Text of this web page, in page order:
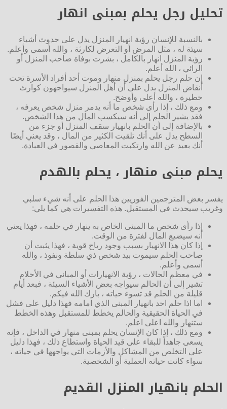
تحليل رجل يحلم بمبنى انهار
بالنسبة للإنسان رؤية انهيار المنزل يدل على حدوث أشياء
سيئة له ، مثل المرض أو التعرض لكارثة ، والله أسمى وأعلم.
رؤية المنزل انهار بالكامل ، بشرت بوفاة صاحب المنزل أو
الرائي ، الله أعلم.
إن حلم رجل يحلم بمنزل منهار وموت أحد أفراد الأسرة تحت
أنقاض المنزل يدل على أن أهل المنزل سيواجهون كوارث
خطيرة ، والله أعلى وأوضح.
ومع ذلك ، إذا رأى شخص ما أنه يدمر منزل شخص يعرفه ،
فقد يشير الحلم إلى أنه سيكسب المال من هذا الشخص.
بالإضافة إلى أن الحلم بانهيار سقف المنزل أو جزء من
السطح يدل على أنك تلقيت الكثير من المال ، وقد يعني أيضًا
أنك بعيد عن الله وارتكبت المعاصي والقصور في العبادة.
يحلم مبنى منهار ، يحلم بالهدم
يفسر بعض المترجمين الفوريين هذا الحلم على أنه شيء سلبي
وغريب سيحدث في المستقبل. هذه التفسيرات هي كما يلي:
إذا رأى شخص ما المبنى الخاص به ينهار في حلمه ، فهذا يعني
أنه سيضيع المال لفترة من الوقت.
إذا كان هذا الانهيار بسبب وجود رياح قوية ، فهذا يثبت أن
صاحب الحلم سيموت بيد شخص ذي سلطة ونفوذ ، والله
أسمى وأعلم.
في معظم الحالات ، رؤية الانهيارات أو المباني في الأحلام
تشير إلى أن الحالم سيواجه بعض الأشياء السيئة ، فبعد أيام
قليلة من الحلم قد تسوء حياته ، بارك الله فيكم.
اما اذا حلم احد بانهيار المبنى الذي امامه فهذا دليل على فشل
في الحياة الحقيقية والحالم يخطط للمستقبل وهذه الخطط
ستنهار والله اعلى اعلم.
ومع ذلك ، إذا كان الإنسان يحلم بمبنى منهار في الداخل ، فإنه
يسعى جاهداً للبقاء على قيد الحياة واستطاع ذلك ، فهذا دليل
على التخلص من المشاكل والأزمات التي يواجهها في حياته ،
سواء كانت حياته العملية أو الشخصية.
الحلم بانهيار المنزل القديم